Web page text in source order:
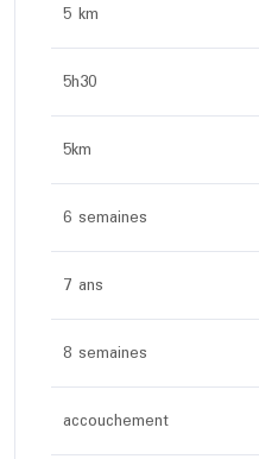
5 km
5h30
5km
6 semaines
7 ans
8 semaines
accouchement